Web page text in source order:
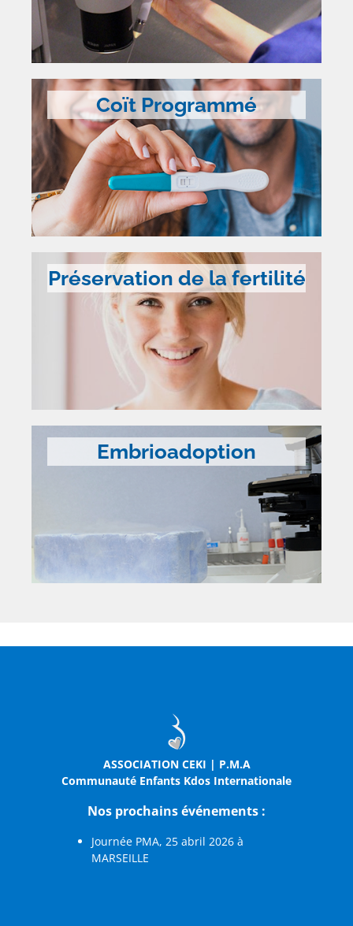
Coït Programmé
Préservation de la fertilité
Embrioadoption
ASSOCIATION CEKI | P.M.A
Communauté Enfants Kdos Internationale
Nos prochains événements :
Journée PMA, 25 abril 2026 à
MARSEILLE